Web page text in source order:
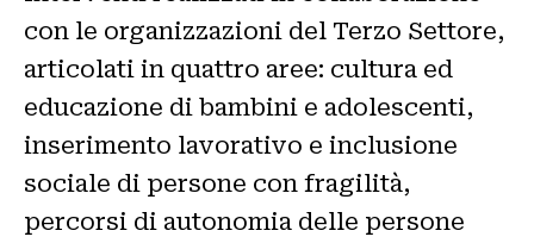
con le organizzazioni del Terzo Settore,
articolati in quattro aree: cultura ed
educazione di bambini e adolescenti,
inserimento lavorativo e inclusione
sociale di persone con fragilità,
percorsi di autonomia delle persone